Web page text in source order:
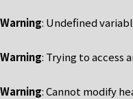
Warning: Undefined
Warning: Trying to access
Warning: Cannot modify